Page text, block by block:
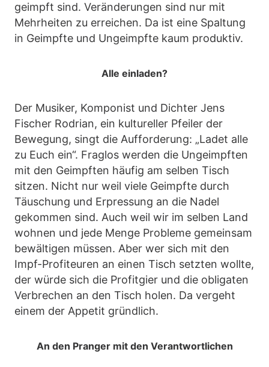
geimpft sind. Veränderungen sind nur mit
Mehrheiten zu erreichen. Da ist eine Spaltung
in Geimpfte und Ungeimpfte kaum produktiv.
Alle einladen?
Der Musiker, Komponist und Dichter Jens
Fischer Rodrian, ein kultureller Pfeiler der
Bewegung, singt die Aufforderung: „Ladet alle
zu Euch ein“. Fraglos werden die Ungeimpften
mit den Geimpften häufig am selben Tisch
sitzen. Nicht nur weil viele Geimpfte durch
Täuschung und Erpressung an die Nadel
gekommen sind. Auch weil wir im selben Land
wohnen und jede Menge Probleme gemeinsam
bewältigen müssen. Aber wer sich mit den
Impf-Profiteuren an einen Tisch setzten wollte,
der würde sich die Profitgier und die obligaten
Verbrechen an den Tisch holen. Da vergeht
einem der Appetit gründlich.
An den Pranger mit den Verantwortlichen